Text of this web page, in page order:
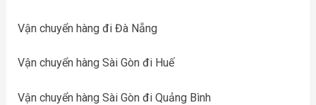
Vận chuyển hàng đi Đà Nẵng
Vận chuyển hàng Sài Gòn đi Huế
Vận chuyển hàng Sài Gòn đi Quảng Bình